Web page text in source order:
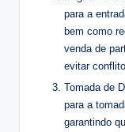
para a
bem como
venda de
evitar
Tomada de
para a
garantindo